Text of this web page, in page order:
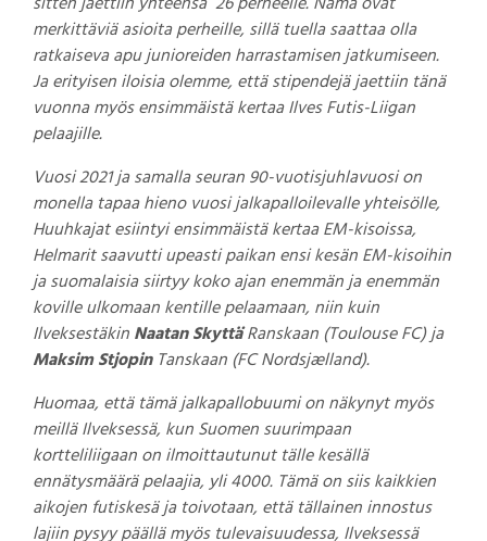
merkittäviä asioita perheille, sillä tuella saattaa olla
ratkaiseva apu junioreiden harrastamisen jatkumiseen.
Ja erityisen iloisia olemme, että stipendejä jaettiin tänä
vuonna myös ensimmäistä kertaa Ilves Futis-Liigan
pelaajille.
Vuosi 2021 ja samalla seuran 90-vuotisjuhlavuosi on
monella tapaa hieno vuosi jalkapalloilevalle yhteisölle,
Huuhkajat esiintyi ensimmäistä kertaa EM-kisoissa,
Helmarit saavutti upeasti paikan ensi kesän EM-kisoihin
ja suomalaisia siirtyy koko ajan enemmän ja enemmän
koville ulkomaan kentille pelaamaan, niin kuin
IlveksestäkinNaatan SkyttäRanskaan (Toulouse FC) ja
Maksim StjopinTanskaan (FC Nordsjælland).
Huomaa, että tämä jalkapallobuumi on näkynyt myös
meillä Ilveksessä, kun Suomen suurimpaan
kortteliliigaan on ilmoittautunut tälle kesällä
ennätysmäärä pelaajia, yli 4000. Tämä on siis kaikkien
aikojen futiskesä ja toivotaan, että tällainen innostus
lajiin pysyy päällä myös tulevaisuudessa, Ilveksessä